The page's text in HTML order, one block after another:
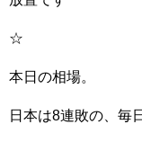
☆
本日の相場。
日本は8連敗の、毎